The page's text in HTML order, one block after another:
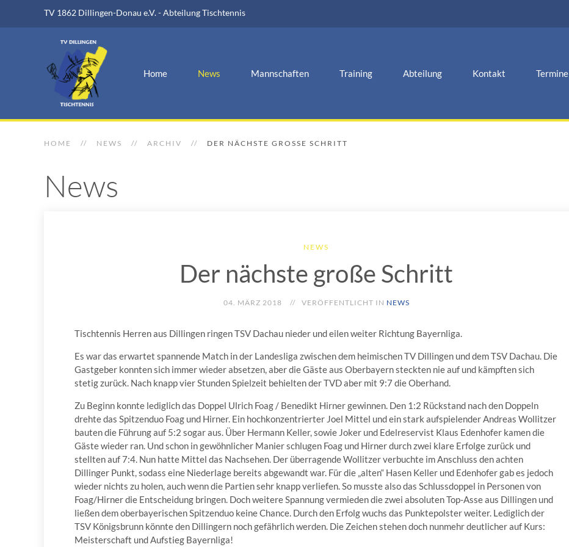
TV 1862 Dillingen-Donau e.V. - Abteilung Tischtennis
Home News Mannschaften Training Abteilung Kontakt Termine
HOME NEWS ARCHIV DER NÄCHSTE GROSSE SCHRITT
News
NEWS
Der nächste große Schritt
04. MÄRZ 2018 VERÖFFENTLICHT IN NEWS
Tischtennis Herren aus Dillingen ringen TSV Dachau nieder und eilen weiter Richtung Bayernliga.
Es war das erwartet spannende Match in der Landesliga zwischen dem heimischen TV Dillingen und dem TSV Dachau. Die
Gastgeber konnten sich immer wieder absetzen, aber die Gäste aus Oberbayern steckten nie auf und kämpften sich
stetig zurück. Nach knapp vier Stunden Spielzeit behielten der TVD aber mit 9:7 die Oberhand.
Zu Beginn konnte lediglich das Doppel Ulrich Foag / Benedikt Hirner gewinnen. Den 1:2 Rückstand nach den Doppeln
drehte das Spitzenduo Foag und Hirner. Ein hochkonzentrierter Joel Mittel und ein stark aufspielender Andreas Wollitzer
bauten die Führung auf 5:2 sogar aus. Über Hermann Keller, sowie Joker und Edelreservist Klaus Edenhofer kamen die
Gäste wieder ran. Und schon in gewöhnlicher Manier schlugen Foag und Hirner durch zwei klare Erfolge zurück und
stellten auf 7:4. Nun hatte Mittel das Nachsehen. Der überragende Wollitzer verbuchte im Anschluss den achten
Dillinger Punkt, sodass eine Niederlage bereits abgewandt war. Für die „alten“ Hasen Keller und Edenhofer gab es jedoch
wieder nichts zu holen, auch wenn die Partien sehr knapp verliefen. So musste also das Schlussdoppel in Personen von
Foag/Hirner die Entscheidung bringen. Doch weitere Spannung vermieden die zwei absoluten Top-Asse aus Dillingen und
ließen dem oberbayerischen Spitzenduo keine Chance. Durch den Erfolg wuchs das Punktepolster weiter. Lediglich der
TSV Königsbrunn könnte den Dillingern noch gefährlich werden. Die Zeichen stehen doch nunmehr deutlicher auf Kurs:
Meisterschaft und Aufstieg Bayernliga!